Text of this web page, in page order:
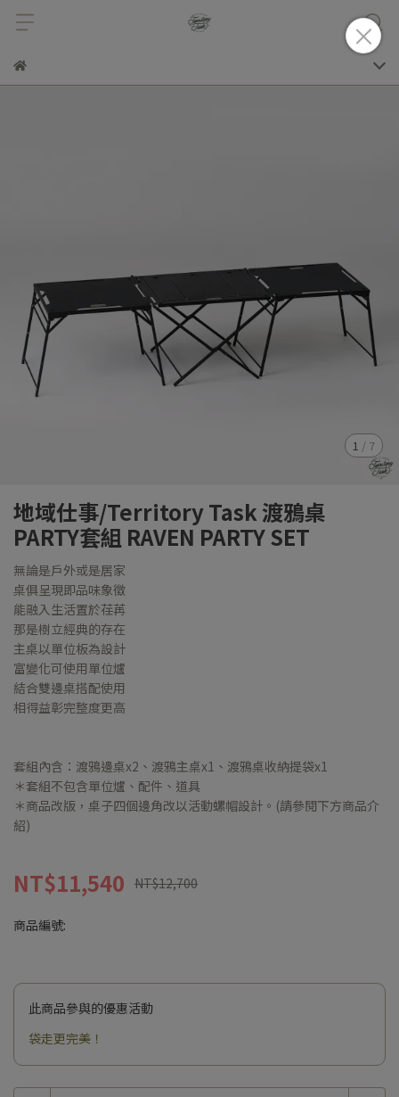
1 / 7
地域仕事/Territory Task 渡鴉桌
PARTY套組 RAVEN PARTY SET
無論是戶外或是居家
桌俱呈現即品味象徵
能融入生活置於荏苒
那是樹立經典的存在
主桌以單位板為設計
富變化可使用單位爐
結合雙邊桌搭配使用
相得益彰完整度更高
套組內含：渡鴉邊桌x2、渡鴉主桌x1、渡鴉桌收納提袋x1
＊套組不包含單位爐、配件、道具
＊商品改版，桌子四個邊角改以活動螺帽設計。(請參閱下方商品介
紹)
NT$11,540 NT$12,700
商品編號:
此商品參與的優惠活動
袋走更完美！